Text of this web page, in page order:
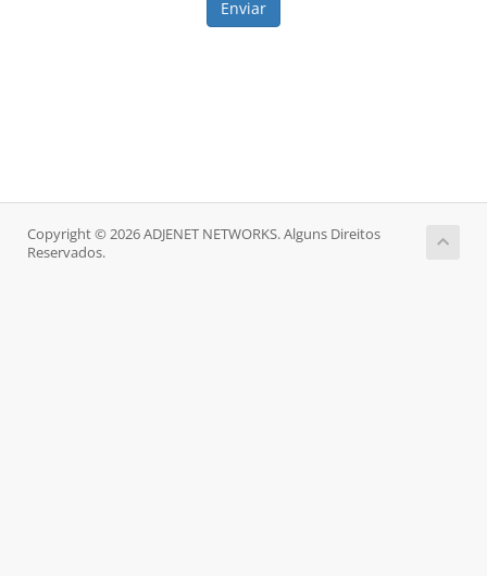
Enviar
Copyright © 2026 ADJENET NETWORKS. Alguns Direitos
Reservados.